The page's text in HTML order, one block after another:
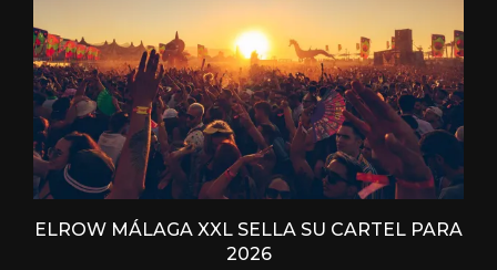
ELROW MÁLAGA XXL SELLA SU CARTEL PARA
2026